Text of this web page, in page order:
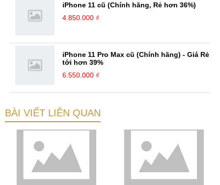
iPhone 11 cũ (Chính hãng, Rẻ hơn 36%)
4.850.000 ₫
iPhone 11 Pro Max cũ (Chính hãng) - Giá Rẻ
tới hơn 39%
6.550.000 ₫
BÀI VIẾT LIÊN QUAN